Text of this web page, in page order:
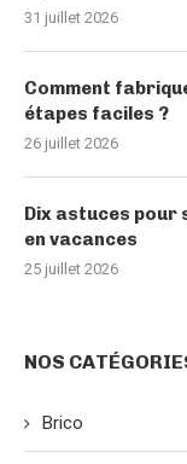
31 juillet 2026
Comment
étapes faciles ?
26 juillet 2026
Dix astuces pour
en vacances
25 juillet 2026
NOS
Brico